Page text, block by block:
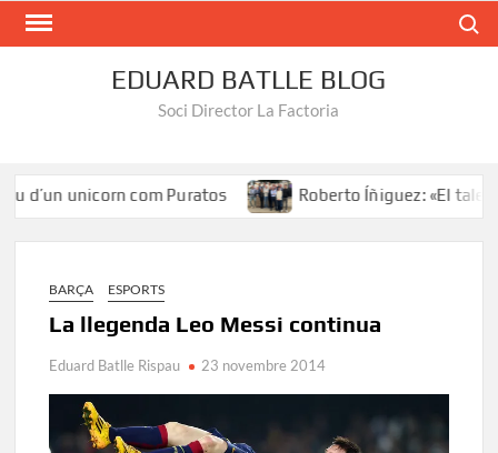
EDUARD BATLLE BLOG
Soci Director La Factoria
d’un unicorn com Puratos Roberto Íñiguez: «El talent al
BARÇA ESPORTS
La llegenda Leo Messi continua
Eduard Batlle Rispau 23 novembre 2014